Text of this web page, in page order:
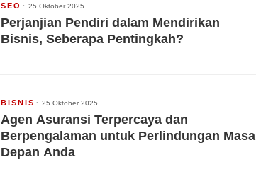
SEO 25 Oktober 2025
Perjanjian Pendiri dalam Mendirikan
Bisnis, Seberapa Pentingkah?
BISNIS 25 Oktober 2025
Agen Asuransi Terpercaya dan
Berpengalaman untuk Perlindungan Masa
Depan Anda